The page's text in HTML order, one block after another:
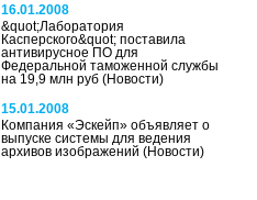
16.01.2008
&quot;Лаборатория
Касперского&quot; поставила
антивирусное ПО для
Федеральной таможенной службы
на 19,9 млн руб(Новости)
15.01.2008
Компания «Эскейп» объявляет о
выпуске системы для ведения
архивов изображений(Новости)